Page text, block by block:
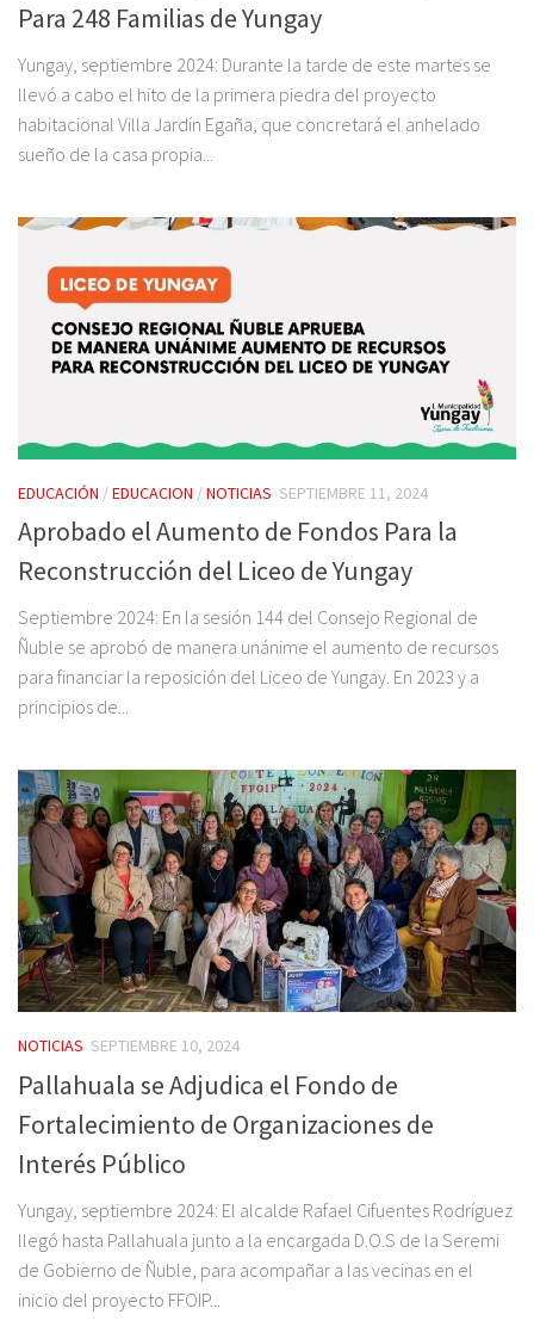
Para 248 Familias de Yungay
Yungay, septiembre 2024: Durante la tarde de este martes se
llevó a cabo el hito de la primera piedra del proyecto
habitacional Villa Jardín Egaña, que concretará el anhelado
sueño de la casa propia...
EDUCACIÓN /EDUCACION /NOTICIAS SEPTIEMBRE 11, 2024
Aprobado el Aumento de Fondos Para la
Reconstrucción del Liceo de Yungay
Septiembre 2024: En la sesión 144 del Consejo Regional de
Ñuble se aprobó de manera unánime el aumento de recursos
para financiar la reposición del Liceo de Yungay. En 2023 y a
principios de...
NOTICIAS SEPTIEMBRE 10, 2024
Pallahuala se Adjudica el Fondo de
Fortalecimiento de Organizaciones de
Interés Público
Yungay, septiembre 2024: El alcalde Rafael Cifuentes Rodríguez
llegó hasta Pallahuala junto a la encargada D.O.S de la Seremi
de Gobierno de Ñuble, para acompañar a las vecinas en el
inicio del proyecto FFOIP...